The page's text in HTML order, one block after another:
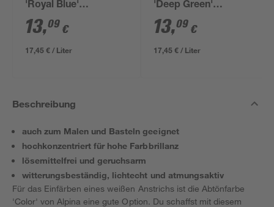
'Royal Blue'
königsblau 750 ml
13,09 €
17,45 € / Liter
'Deep Green'
dunkelgrün 750 ml
13,09 €
17,45 € / Liter
Beschreibung
auch zum Malen und Basteln geeignet
hochkonzentriert für hohe Farbbrillanz
lösemittelfrei und geruchsarm
witterungsbeständig, lichtecht und atmungsaktiv
Für das Einfärben eines weißen Anstrichs ist die Abtönfarbe
'Color' von Alpina eine gute Option. Du schaffst mit diesem